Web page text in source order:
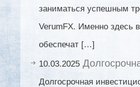
заниматься успешным
VerumFX. Именно здесь
обеспечат […]
10.03.2025
Долгосрочная